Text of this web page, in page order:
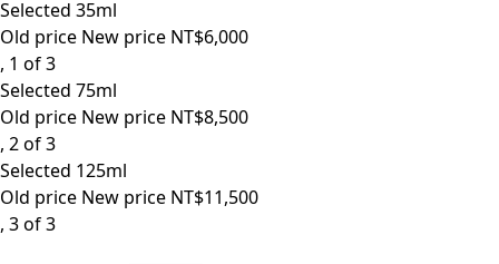
Selected 35ml
Old price New price NT$6,000
, 1 of 3
Selected 75ml
Old price New price NT$8,500
, 2 of 3
Selected 125ml
Old price New price NT$11,500
, 3 of 3